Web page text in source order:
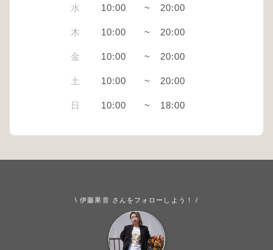
水 10:00 ~ 20:00
木 10:00 ~ 20:00
金 10:00 ~ 20:00
土 10:00 ~ 20:00
日 10:00 ~ 18:00
\ 伊藤果音 さんをフォローしよう！ /